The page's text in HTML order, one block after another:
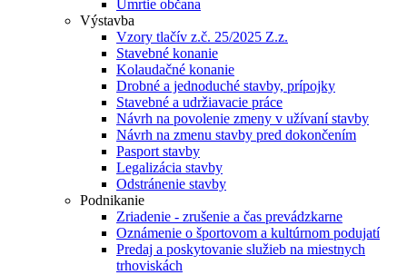
Úmrtie občana
Výstavba
Vzory tlačív z.č. 25/2025 Z.z.
Stavebné konanie
Kolaudačné konanie
Drobné a jednoduché stavby, prípojky
Stavebné a udržiavacie práce
Návrh na povolenie zmeny v užívaní stavby
Návrh na zmenu stavby pred dokončením
Pasport stavby
Legalizácia stavby
Odstránenie stavby
Podnikanie
Zriadenie - zrušenie a čas prevádzkarne
Oznámenie o športovom a kultúrnom podujatí
Predaj a poskytovanie služieb na miestnych
trhoviskách